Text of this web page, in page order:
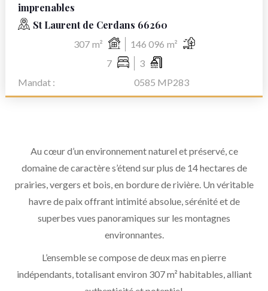
imprenables
St Laurent de Cerdans 66260
307 m² 146 096 m²
7
3
Mandat :
0585 MP283
Au cœur d’un environnement naturel et préservé, ce
domaine de caractère s’étend sur plus de 14 hectares de
prairies, vergers et bois, en bordure de rivière. Un véritable
havre de paix offrant intimité absolue, sérénité et de
superbes vues panoramiques sur les montagnes
environnantes.
L’ensemble se compose de deux mas en pierre
indépendants, totalisant environ 307 m² habitables, alliant